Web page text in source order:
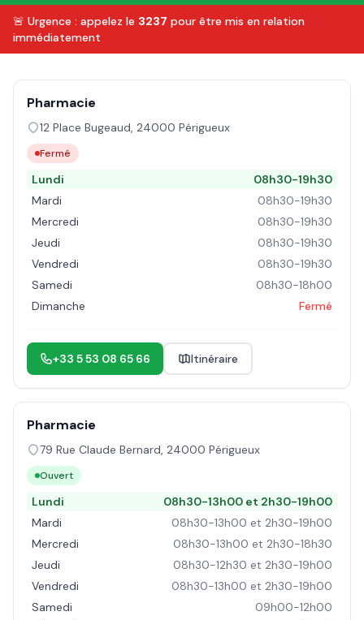
🚨 Urgence : appelez le 3237 pour être mis en relation
immédiatement
Pharmacie
12 Place Bugeaud, 24000 Périgueux
Fermé
Lundi
08h30-19h30
Mardi
08h30-19h30
Mercredi
08h30-19h30
Jeudi
08h30-19h30
Vendredi
08h30-19h30
Samedi
08h30-18h00
Dimanche
Fermé
+33 5 53 08 65 66 Itinéraire
Pharmacie
79 Rue Claude Bernard, 24000 Périgueux
Ouvert
Lundi
08h30-13h00 et 2h30-19h00
Mardi
08h30-13h00 et 2h30-19h00
Mercredi
08h30-13h00 et 2h30-18h30
Jeudi
08h30-12h30 et 2h30-19h00
Vendredi
08h30-13h00 et 2h30-19h00
Samedi
09h00-12h00